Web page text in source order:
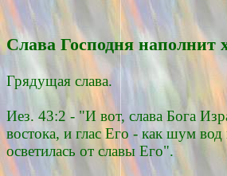
Слава Господня наполнит
Грядущая слава.
Иез. 43:2 - "И вот, слава Бога
востока, и глас Его - как шум
осветилась от славы Его".